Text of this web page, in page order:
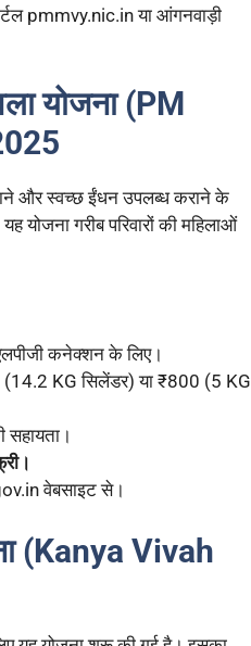
pmmvy.nic.in या आंगनवाड़ी
योजना (PM
और स्वच्छ ईंधन उपलब्ध कराने के
योजना गरीब परिवारों की महिलाओं
कनेक्शन के लिए।
KG सिलेंडर) या ₹800 (5 KG
वेबसाइट से।
(Kanya Vivah